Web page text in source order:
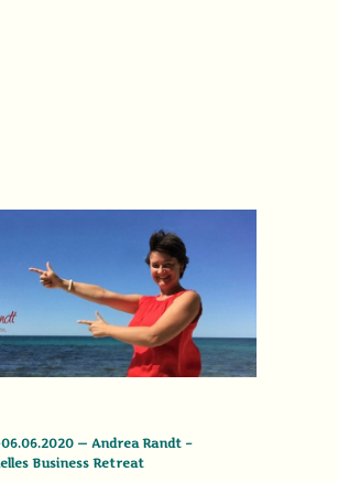
— Andrea Randt –
Business Retreat